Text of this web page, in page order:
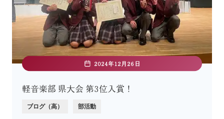
2024年12月26日
軽音楽部 県大会 第3位入賞！
ブログ（高） 部活動